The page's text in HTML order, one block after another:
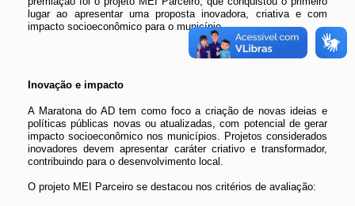
lugar ao apresentar uma proposta inovadora, criativa e com
impacto socioeconômico para o município.
Inovação e impacto
A Maratona do AD tem como foco a criação de novas ideias e
políticas públicas novas ou atualizadas, com potencial de gerar
impacto socioeconômico nos municípios. Projetos considerados
inovadores devem apresentar caráter criativo e transformador,
contribuindo para o desenvolvimento local.
O projeto MEI Parceiro se destacou nos critérios de avaliação: